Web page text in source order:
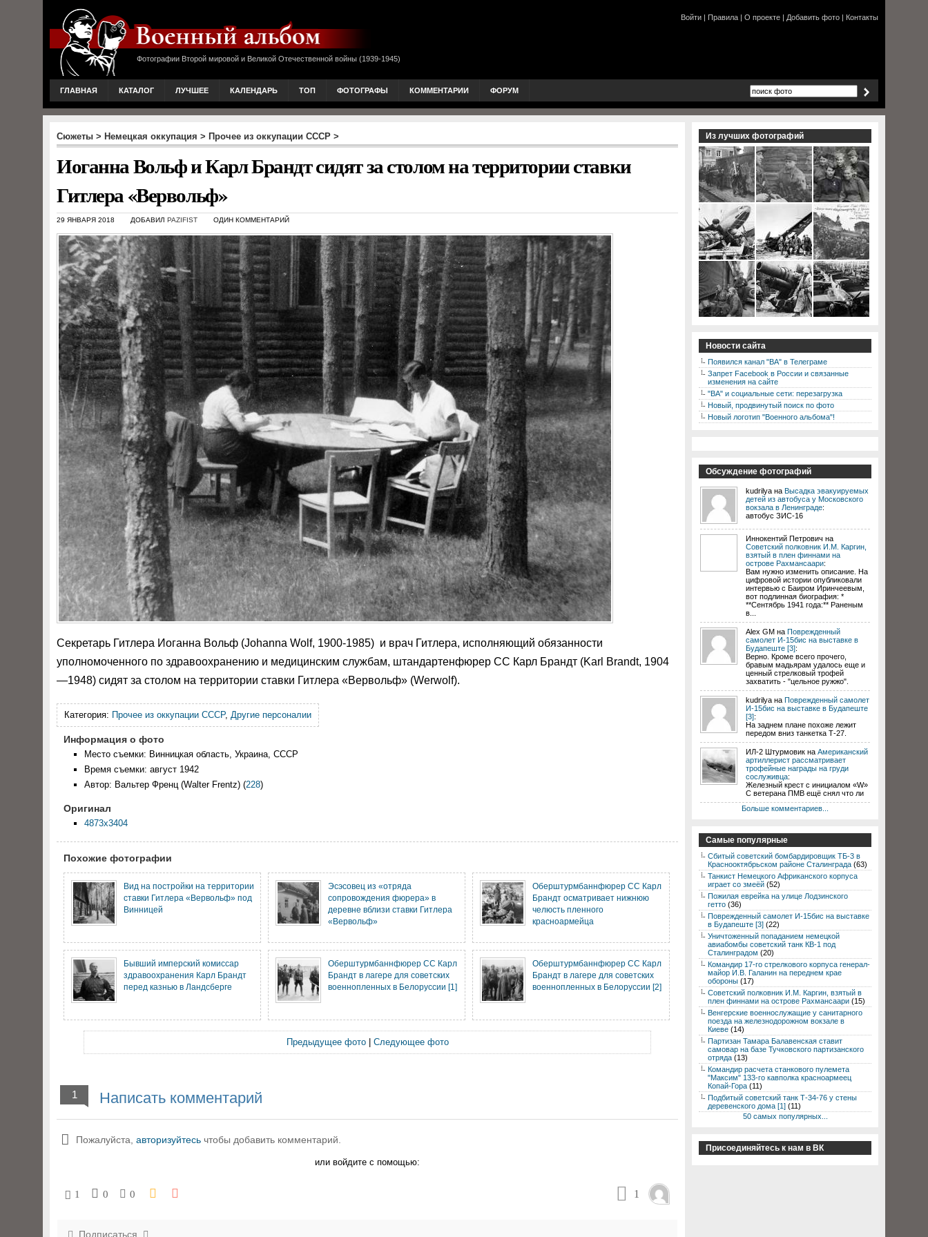
Фотографии Второй мировой и Великой Отечественной войны (1939-1945)
Войти | Правила | О проекте | Добавить фото | Контакты
ГЛАВНАЯ КАТАЛОГ ЛУЧШЕЕ КАЛЕНДАРЬ ТОП ФОТОГРАФЫ КОММЕНТАРИИ ФОРУМ
Сюжеты > Немецкая оккупация > Прочее из оккупации СССР >
Иоганна Вольф и Карл Брандт сидят за столом на территории ставки
Гитлера «Вервольф»
29 ЯНВАРЯ 2018 ДОБАВИЛ PAZIFIST ОДИН КОММЕНТАРИЙ
Секретарь Гитлера Иоганна Вольф (Johanna Wolf, 1900-1985) и врач Гитлера, исполняющий обязанности
уполномоченного по здравоохранению и медицинским службам, штандартенфюрер СС Карл Брандт (Karl Brandt, 1904
—1948) сидят за столом на территории ставки Гитлера «Вервольф» (Werwolf).
Категория: Прочее из оккупации СССР, Другие персоналии
Информация о фото
Место съемки: Винницкая область, Украина, СССР
Время съемки: август 1942
Автор: Вальтер Френц (Walter Frentz) (228)
Оригинал
4873x3404
Похожие фотографии
Вид на постройки на территории
ставки Гитлера «Вервольф» под
Винницей
Эсэсовец из «отряда
сопровождения фюрера» в
деревне вблизи ставки Гитлера
«Вервольф»
Оберштурмбаннфюрер СС Карл
Брандт осматривает нижнюю
челюсть пленного
красноармейца
Бывший имперский комиссар
здравоохранения Карл Брандт
перед казнью в Ландсберге
Оберштурмбаннфюрер СС Карл
Брандт в лагере для советских
военнопленных в Белоруссии [1]
Оберштурмбаннфюрер СС Карл
Брандт в лагере для советских
военнопленных в Белоруссии [2]
Предыдущее фото| Следующее фото
1 Написать комментарий
Пожалуйста, авторизуйтесь чтобы добавить комментарий.
или войдите с помощью:
1 0 0 1
Подписаться
Из лучших фотографий
Новости сайта
Появился канал "ВА" в Телеграме
Запрет Facebook в России и связанные
изменения на сайте
"ВА" и социальные сети: перезагрузка
Новый, продвинутый поиск по фото
Новый логотип "Военного альбома"!
Обсуждение фотографий
kudrilya на Высадка эвакуируемых
детей из автобуса у Московского
вокзала в Ленинграде:
автобус ЗИС-16
Иннокентий Петрович на
Советский полковник И.М. Каргин,
взятый в плен финнами на
острове Рахмансаари:
Вам нужно изменить описание. На
цифровой истории опубликовали
интервью с Баиром Иринчеевым,
вот подлинная биография: *
**Сентябрь 1941 года:** Раненым
в...
Alex GM на Поврежденный
самолет И-15бис на выставке в
Будапеште [3]:
Верно. Кроме всего прочего,
бравым мадьярам удалось еще и
ценный стрелковый трофей
захватить - "цельное ружжо".
kudrilya на Поврежденный самолет
И-15бис на выставке в Будапеште
[3]:
На заднем плане похоже лежит
передом вниз танкетка Т-27.
ИЛ-2 Штурмовик на Американский
артиллерист рассматривает
трофейные награды на груди
сослуживца:
Железный крест с инициалом «W»
С ветерана ПМВ ещё снял что ли
Больше комментариев...
Самые популярные
Сбитый советский бомбардировщик ТБ-3 в
Краснооктябрьском районе Сталинграда (63)
Танкист Немецкого Африканского корпуса
играет со змеёй (52)
Пожилая еврейка на улице Лодзинского
гетто (36)
Поврежденный самолет И-15бис на выставке
в Будапеште [3] (22)
Уничтоженный попаданием немецкой
авиабомбы советский танк КВ-1 под
Сталинградом (20)
Командир 17-го стрелкового корпуса генерал-
майор И.В. Галанин на переднем крае
обороны (17)
Советский полковник И.М. Каргин, взятый в
плен финнами на острове Рахмансаари (15)
Венгерские военнослужащие у санитарного
поезда на железнодорожном вокзале в
Киеве (14)
Партизан Тамара Балавенская ставит
самовар на базе Тучковского партизанского
отряда (13)
Командир расчета станкового пулемета
"Максим" 133-го кавполка красноармеец
Копай-Гора (11)
Подбитый советский танк Т-34-76 у стены
деревенского дома [1] (11)
50 самых популярных...
Присоединяйтесь к нам в ВК